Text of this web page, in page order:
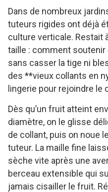
Dans de nombreux
tuteurs rigides ont déjà
culture verticale. Restait
taille : comment
sans casser la tige ni
des **vieux collants en
lingerie pour rejoindre le
Dès qu’un fruit atteint
diamètre, on le glisse
de collant, puis on noue
tuteur. La maille fine
sèche vite après une
berceau extensible qui
jamais cisailler le fruit.